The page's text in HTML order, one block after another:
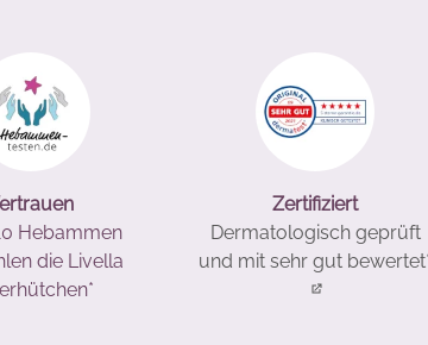
Hebammen
die Livella
Zertifiziert
Dermatologisch geprüft
und mit sehr gut